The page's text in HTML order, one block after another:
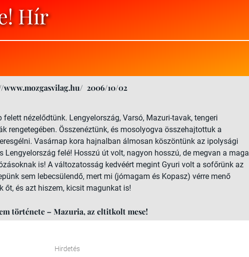
Hír
2006/10/02
nézelődtünk. Lengyelország, Varsó, Mazuri-tavak, tengeri
rengetegében. Összenéztünk, és mosolyogva összehajtottuk a
Vasárnap kora hajnalban álmosan köszöntünk az ipolysági
Lengyelország felé! Hosszú út volt, nagyon hosszú, de megvan a maga
is! A változatosság kedvéért megint Gyuri volt a sofőrünk az
sem lebecsülendő, mert mi (jómagam és Kopasz) vérre menő
és azt hiszem, kicsit magunkat is!
története – Mazuria, az eltitkolt mese!
Hirdetés